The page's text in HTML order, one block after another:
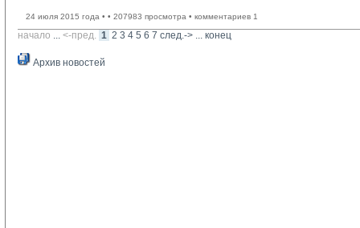
24 июля 2015 года • • 207983 просмотра • комментариев 1
начало ... <-пред. 1 2 3 4 5 6 7 след.-> ... конец
Архив новостей